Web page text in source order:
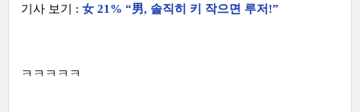
기사 보기 : 女 21% “男, 솔직히 키 작으면 루저!”
ㅋㅋㅋㅋㅋ